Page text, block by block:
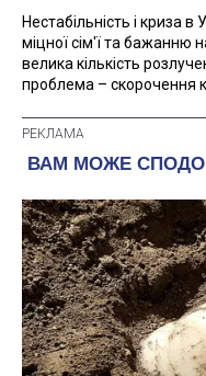
Нестабільність і криза
міцної сім'ї та бажанню
велика кількість
проблема – скорочення